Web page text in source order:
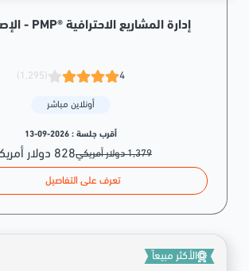
إدارة المشاريع الاحترافية ®PMP - الإصدار الثامن
4
(1,295)
أونلاين مباشر
أقرب جلسة : 2026-09-13
1,379 دولار أمريكي 828 دولار أمريكي
تعرف على التفاصيل
الأكثر مبيعاً